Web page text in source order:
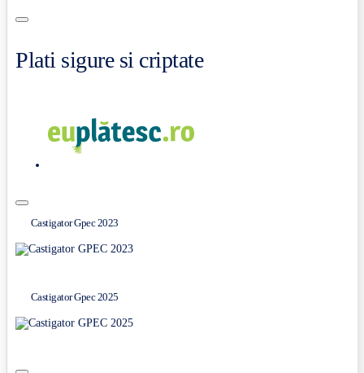
Plati sigure si criptate
Castigator Gpec 2023
Castigator Gpec 2025